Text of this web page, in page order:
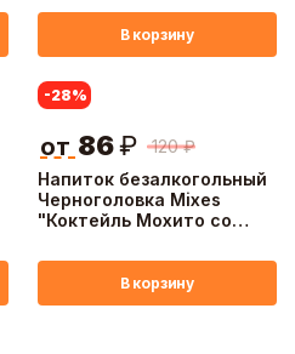
В корзину
Напиток безалкогольный
Черноголовка Mixes
"Коктейль Мохито со
манго", 0,45 л ж/б
-28%
120 ₽
от 86₽
В корзину